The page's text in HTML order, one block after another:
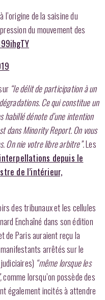
l’origine de la saisine du
du mouvement des
“le délit de participation à un
Ce qui constitue un
habillé dénote d’une intention
dans Minority Report. On vous
On nie votre libre arbitre”.Les
depuis le
de l’intérieur,
des tribunaux et les cellules
Enchaîné dans son édition
de Paris auraient reçu la
arrêtés sur le
“même lorsque les
comme lorsqu’on possède des
également incités à attendre